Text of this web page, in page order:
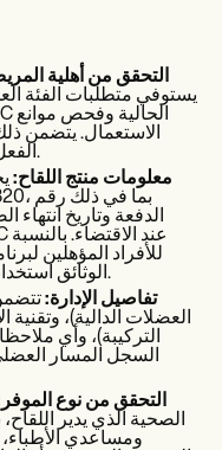
التحقق من أهلية
الاستعمال. يتضمن
الفعل التحسسية والحالة الصحية الحالية.
معلومات منتج اللقاح:
الدفعة وتاريخ
للأفراد المؤهلين
الوثائق استخدام إمدادات اللقاحات المقدمة اتحاديًا.
تفاصيل الإدارة:
التركيبة)، وأي
السجل المسار
التحقق من نوع
الصحية الذي يدير
ومساعدي